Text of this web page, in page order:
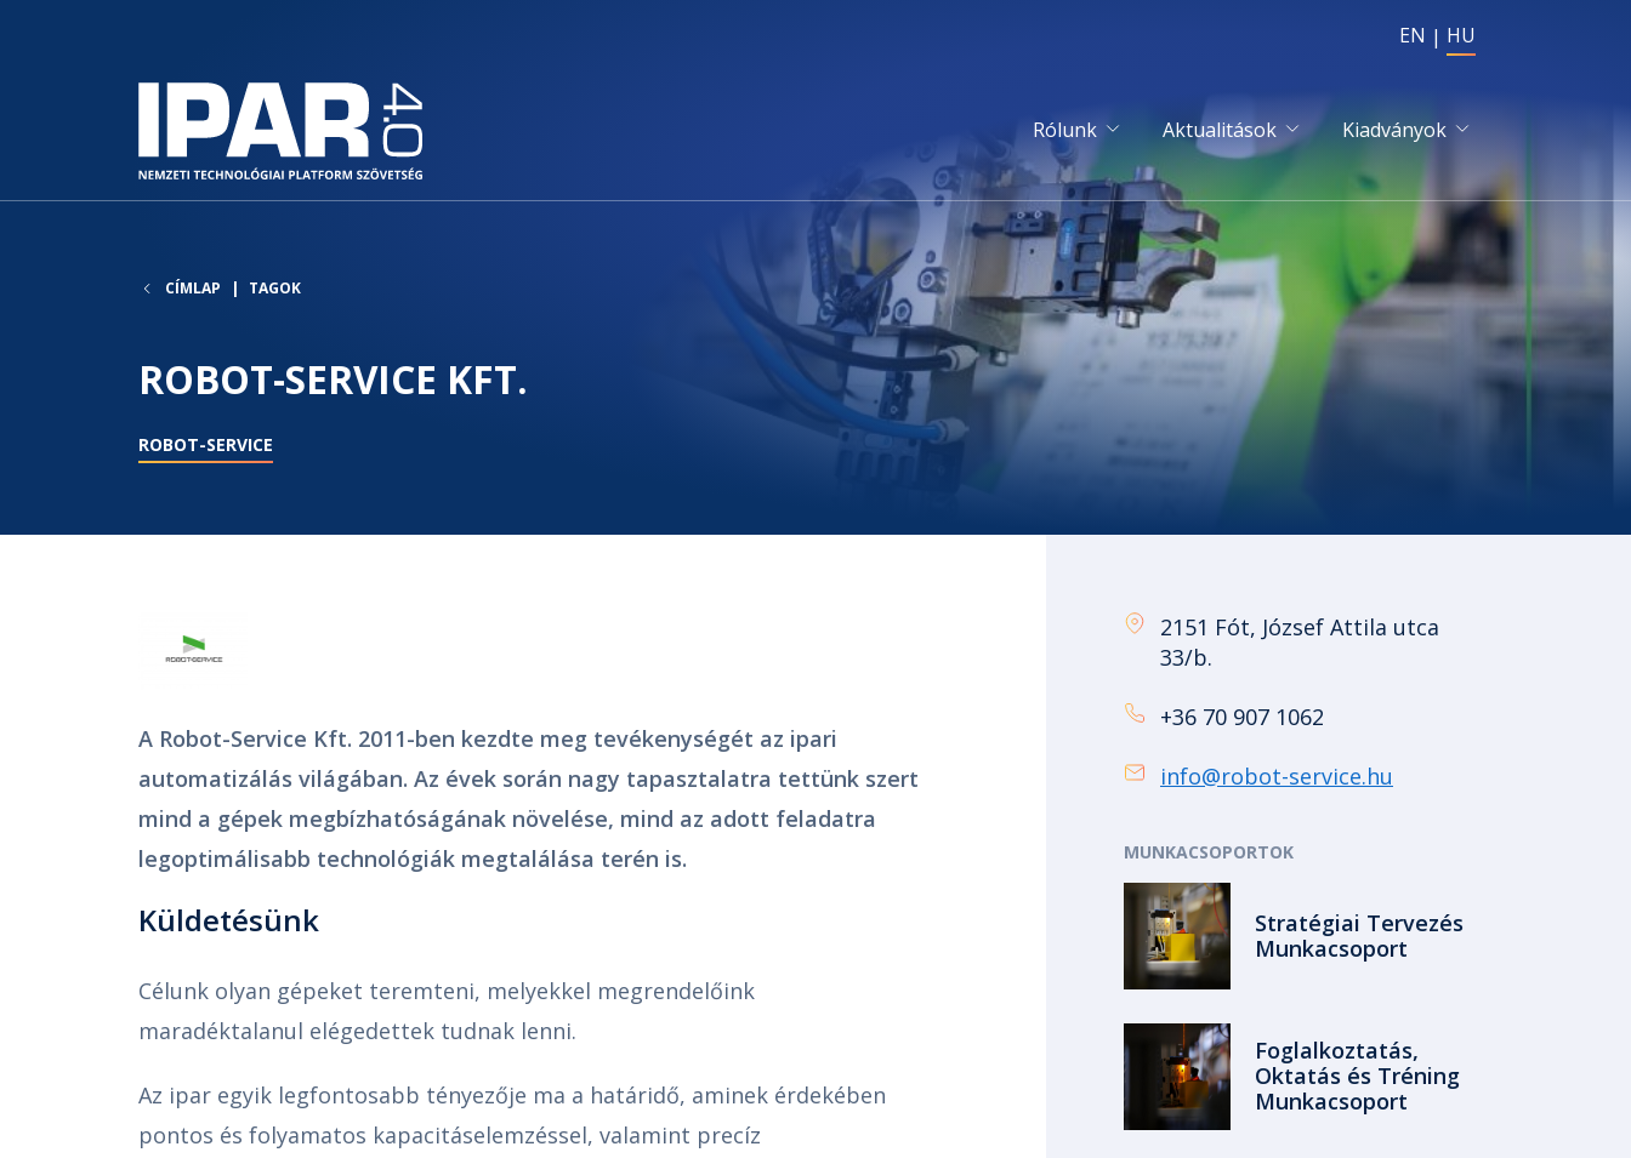
EN HU
Rólunk Aktualitások Kiadványok
CÍMLAP TAGOK
ROBOT-SERVICE KFT.
ROBOT-SERVICE
A Robot-Service Kft. 2011-ben kezdte meg tevékenységét az ipari
automatizálás világában. Az évek során nagy tapasztalatra tettünk szert
mind a gépek megbízhatósá­gának növelése, mind az adott feladatra
legoptimálisabb technológiák megtalálása terén is.
Küldetésünk
Célunk olyan gépeket teremteni, melyekkel megrendelőink
maradéktalanul elégedettek tudnak lenni.
Az ipar egyik legfontosabb tényezője ma a határidő, aminek érdekében
pontos és folyamatos kapacitáselemzéssel, valamint precíz
2151 Fót, József Attila utca
33/b.
+36 70 907 1062
info@robot-service.hu
MUNKACSOPORTOK
Stratégiai Tervezés
Munkacsoport
Foglalkoztatás,
Oktatás és Tréning
Munkacsoport